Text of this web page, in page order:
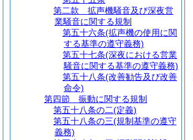
第二款
拡声機騒音及び深夜営
業騒音に関する規制
第五十六条(拡声機の使用に関
する基準の遵守義務)
第五十七条(深夜における営業
騒音に関する基準の遵守義務)
第五十八条(改善勧告及び改善
命令)
第四節
振動に関する規制
第五十八条の二(定義)
第五十八条の三(規制基準の遵守
義務)